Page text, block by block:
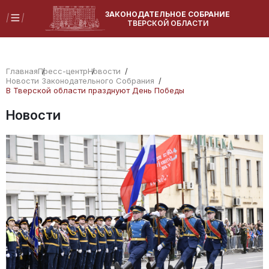
ЗАКОНОДАТЕЛЬНОЕ СОБРАНИЕ
ТВЕРСКОЙ ОБЛАСТИ
ГлавнаяПресс-центрНовости
Новости Законодательного Собрания
В Тверской области празднуют День Победы
Новости